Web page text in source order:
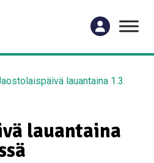
lauantaina 1.3.
lauantaina